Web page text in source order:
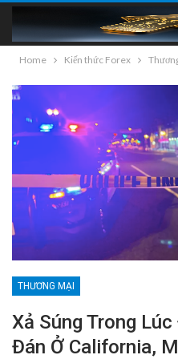
Home Kiến thức Forex
THƯƠNG MẠI
Xả Súng Trong
Đán Ở California,